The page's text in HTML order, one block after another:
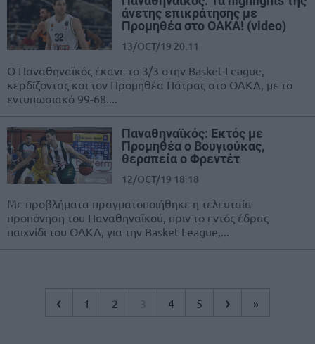
άνετης επικράτησης με
Προμηθέα στο ΟΑΚΑ! (video)
13/OCT/19 20:11
Ο Παναθηναϊκός έκανε το 3/3 στην Basket League,
κερδίζοντας και τον Προμηθέα Πάτρας στο ΟΑΚΑ, με το
εντυπωσιακό 99-68....
Παναθηναϊκός: Εκτός με
Προμηθέα ο Βουγιούκας,
θεραπεία ο Φρεντέτ
12/OCT/19 18:18
Με προβλήματα πραγματοποιήθηκε η τελευταία
προπόνηση του Παναθηναϊκού, πριν το εντός έδρας
παιχνίδι του ΟΑΚΑ, για την Basket League,...
‹ 1 2 3 4 5 › »